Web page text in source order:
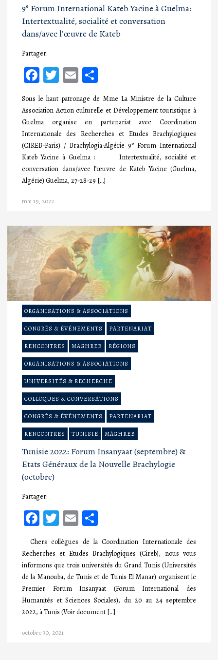
9° Forum International Kateb Yacine à Guelma:
Intertextualité, socialité et conversation
dans/avec l’œuvre de Kateb
Partager:
Facebook
Twitter
Email
Sous le haut patronage de Mme La Ministre de la Culture
Association Action culturelle et Développement touristique à
Guelma organise en partenariat avec Coordination
Internationale des Recherches et Etudes Brachylogiques
(CIREB-Paris) / Brachylogia-Algérie 9° Forum International
Kateb Yacine à Guelma : Intertextualité, socialité et
conversation dans/avec l’œuvre de Kateb Yacine (Guelma,
Algérie) Guelma, 27-28-29 […]
mai 19, 2022
ORGANISATIONS & ASSOCIATIONS
CONGRÈS & ÉVÉNEMENTS PARTENARIAT
RENCONTRES MAGHREB RÉGIONS
ORGANISATIONS & ASSOCIATIONS
UNIVERSITÉS & RECHERCHE
COLLOQUES & CONVERSATIONS
CONGRÈS & ÉVÉNEMENTS PARTENARIAT
RENCONTRES TUNISIE MAGHREB
Tunisie 2022: Forum Insanyaat (septembre) &
Etats Généraux de la Nouvelle Brachylogie
(octobre)
Partager:
Facebook
Twitter
Email
Chers collègues de la Coordination Internationale des
Recherches et Etudes Brachylogiques (Cireb), nous vous
informons que trois universités du Grand Tunis (Universités
de la Manouba, de Tunis et de Tunis El Manar) organisent le
Premier Forum Insanyaat (Forum International des
Humanités et Sciences Sociales), du 20 au 24 septembre
2022, à Tunis (Voir document […]
octobre 30, 2021